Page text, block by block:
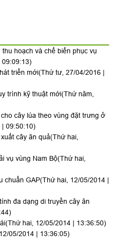
hoạch và chế biến phục vụ
triển mới(Thứ tư, 27/04/2016 |
trình kỹ thuật mới(Thứ năm,
cây lúa theo vùng đặt trưng ở
| 09:50:10)
cây ăn quả(Thứ hai,
vụ vùng Nam Bộ(Thứ hai,
chuẩn GAP(Thứ hai, 12/05/2014 |
đa dạng di truyền cây ăn
(Thứ hai, 12/05/2014 | 13:36:50)
05/2014 | 13:36:05)